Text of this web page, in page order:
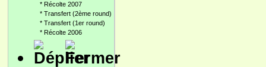
* Récolte 2007
* Transfert (2ème round)
* Transfert (1er round)
* Récolte 2006